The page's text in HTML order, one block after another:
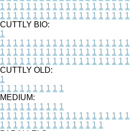
1 1 1 1 1 1 1 1 1 1 1 1 1 1 1 1 1 1 1 1
1 1 1 1 1 1 1 1 1 1 1 1 1 1 1 1 1 1 1 1
CUTTLY BIO:
1
1 1 1 1 1 1 1 1 1 1 1 1 1 1 1 1 1 1 1 1
1 1 1 1 1 1 1 1 1 1 1 1 1 1 1 1 1 1 1 1
1 1 1 1 1 1 1 1 1 1 1 1 1 1 1 1 1 1 1 1
CUTTLY OLD:
1
1 1 1 1 1 1 1 1 1 1
MEDIUM:
1 1 1 1 1 1 1 1 1 1
1 1 1 1 1 1 1 1 1 1 1 1 1 1 1 1 1 1 1 1
1 1 1 1 1 1 1 1 1 1 1 1 1 1 1 1